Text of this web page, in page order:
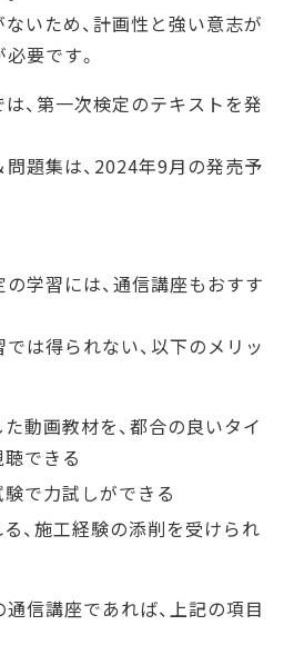
いため、計画性と強い意志が
要です。
、第一次検定のテキストを発
題集は、2024年9月の発売予
学習には、通信講座もおすす
は得られない、以下のメリッ
動画教材を、都合の良いタイ
できる
で力試しができる
、施工経験の添削を受けられ
信講座であれば、上記の項目